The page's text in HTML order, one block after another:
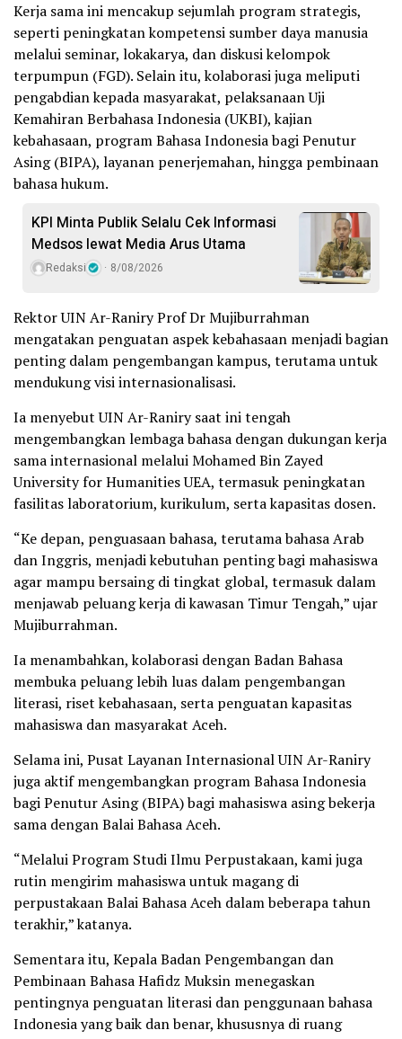
Kerja sama ini mencakup sejumlah program strategis,
seperti peningkatan kompetensi sumber daya manusia
melalui seminar, lokakarya, dan diskusi kelompok
terpumpun (FGD). Selain itu, kolaborasi juga meliputi
pengabdian kepada masyarakat, pelaksanaan Uji
Kemahiran Berbahasa Indonesia (UKBI), kajian
kebahasaan, program Bahasa Indonesia bagi Penutur
Asing (BIPA), layanan penerjemahan, hingga pembinaan
bahasa hukum.
KPI Minta Publik Selalu Cek Informasi
Medsos lewat Media Arus Utama
Redaksi 8/08/2026
Rektor UIN Ar-Raniry Prof Dr Mujiburrahman
mengatakan penguatan aspek kebahasaan menjadi bagian
penting dalam pengembangan kampus, terutama untuk
mendukung visi internasionalisasi.
Ia menyebut UIN Ar-Raniry saat ini tengah
mengembangkan lembaga bahasa dengan dukungan kerja
sama internasional melalui Mohamed Bin Zayed
University for Humanities UEA, termasuk peningkatan
fasilitas laboratorium, kurikulum, serta kapasitas dosen.
“Ke depan, penguasaan bahasa, terutama bahasa Arab
dan Inggris, menjadi kebutuhan penting bagi mahasiswa
agar mampu bersaing di tingkat global, termasuk dalam
menjawab peluang kerja di kawasan Timur Tengah,” ujar
Mujiburrahman.
Ia menambahkan, kolaborasi dengan Badan Bahasa
membuka peluang lebih luas dalam pengembangan
literasi, riset kebahasaan, serta penguatan kapasitas
mahasiswa dan masyarakat Aceh.
Selama ini, Pusat Layanan Internasional UIN Ar-Raniry
juga aktif mengembangkan program Bahasa Indonesia
bagi Penutur Asing (BIPA) bagi mahasiswa asing bekerja
sama dengan Balai Bahasa Aceh.
“Melalui Program Studi Ilmu Perpustakaan, kami juga
rutin mengirim mahasiswa untuk magang di
perpustakaan Balai Bahasa Aceh dalam beberapa tahun
terakhir,” katanya.
Sementara itu, Kepala Badan Pengembangan dan
Pembinaan Bahasa Hafidz Muksin menegaskan
pentingnya penguatan literasi dan penggunaan bahasa
Indonesia yang baik dan benar, khususnya di ruang